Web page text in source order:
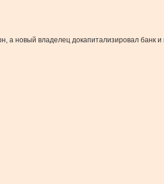
а новый владелец докапитализировал банк